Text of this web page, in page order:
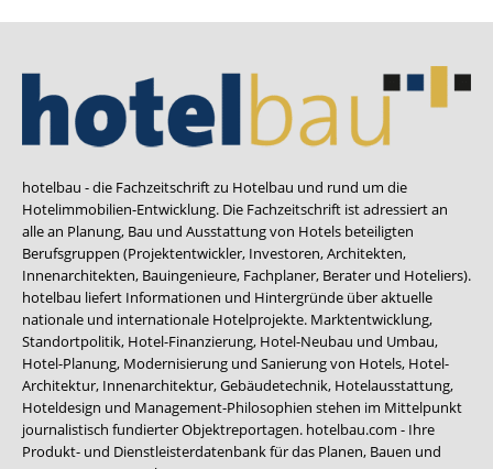
hotelbau - die Fachzeitschrift zu Hotelbau und rund um die
Hotelimmobilien-Entwicklung. Die Fachzeitschrift ist adressiert an
alle an Planung, Bau und Ausstattung von Hotels beteiligten
Berufsgruppen (Projektentwickler, Investoren, Architekten,
Innenarchitekten, Bauingenieure, Fachplaner, Berater und Hoteliers).
hotelbau liefert Informationen und Hintergründe über aktuelle
nationale und internationale Hotelprojekte. Marktentwicklung,
Standortpolitik, Hotel-Finanzierung, Hotel-Neubau und Umbau,
Hotel-Planung, Modernisierung und Sanierung von Hotels, Hotel-
Architektur, Innenarchitektur, Gebäudetechnik, Hotelausstattung,
Hoteldesign und Management-Philosophien stehen im Mittelpunkt
journalistisch fundierter Objektreportagen. hotelbau.com - Ihre
Produkt- und Dienstleisterdatenbank für das Planen, Bauen und